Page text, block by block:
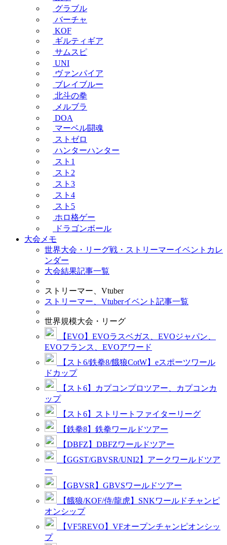
グラブル
バーチャ
KOF
ギルティギア
サムスピ
UNI
ヴァンパイア
ブレイブルー
北斗の拳
メルブラ
DOA
マーベル闘魂
ストゼロ
ハンターハンター
スト1
スト2
スト3
スト4
スト5
ホロ格ゲー
ドラゴンボール
大会メモ
世界大会・リーグ戦・ストリーマーイベントカレ
ンダー
大会結果記事一覧
ストリーマー、Vtuber
ストリーマー、Vtuberイベント記事一覧
世界規模大会・リーグ
【EVO】EVOラスベガス、EVOジャパン、
EVOフランス、EVOアワード
【スト6/鉄拳8/餓狼CotW】eスポーツワール
ドカップ
【スト6】カプコンプロツアー、カプコンカ
ップ
【スト6】ストリートファイターリーグ
【鉄拳8】鉄拳ワールドツアー
【DBFZ】DBFZワールドツアー
【GGST/GBVSR/UNI2】アークワールドツア
ー
【GBVSR】GBVSワールドツアー
【餓狼/KOF/侍/龍虎】SNKワールドチャンピ
オンシップ
【VF5REVO】VFオープンチャンピオンシッ
プ